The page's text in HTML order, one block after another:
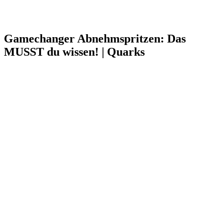
Gamechanger Abnehmspritzen: Das
MUSST du wissen! | Quarks